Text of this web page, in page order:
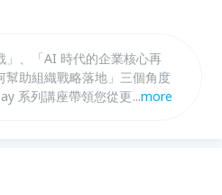
」、「AI 時代的企業核心再
幫助組織戰略落地」三個角度
系列講座帶領您從更高的視
...more